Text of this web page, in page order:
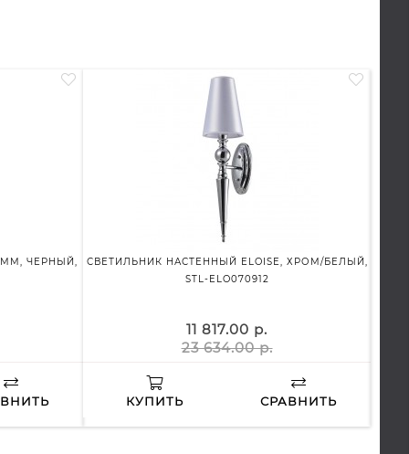
ЧЕРНЫЙ,
СВЕТИЛЬНИК НАСТЕННЫЙ ELOISE, ХРОМ/БЕЛЫЙ,
STL-ELO070912
11 817.00 р.
23 634.00 р.
КУПИТЬ СРАВНИТЬ